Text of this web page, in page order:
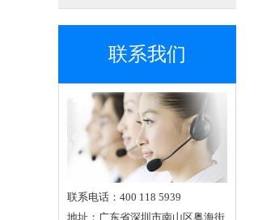
联系我们
联系电话：400 118 5939
地址：广东省深圳市南山区粤海街